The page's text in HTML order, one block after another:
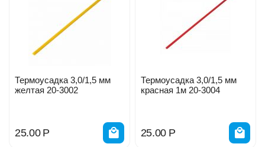
Термоусадка 3,0/1,5 мм
желтая 20-3002
25.00 Р
Термоусадка 3,0/1,5 мм
красная 1м 20-3004
25.00 Р